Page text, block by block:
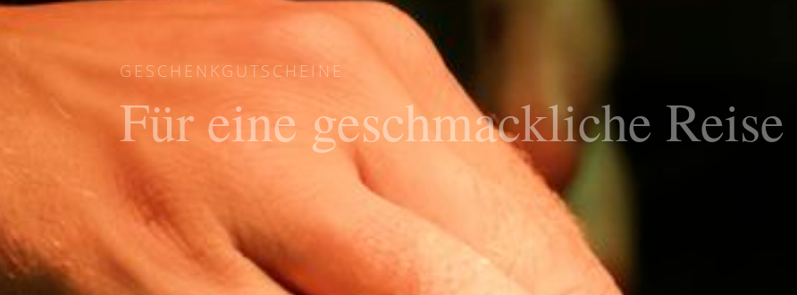
GESCHENKGUTSCHEINE
Für eine geschmackliche Reise